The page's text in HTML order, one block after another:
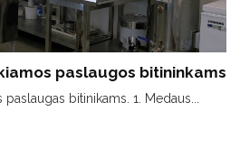
paslaugos bitininkams
bitinikams. 1. Medaus...